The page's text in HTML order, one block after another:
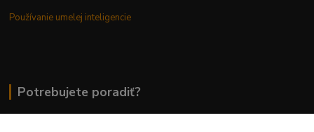
Používanie umelej inteligencie
Potrebujete poradiť?